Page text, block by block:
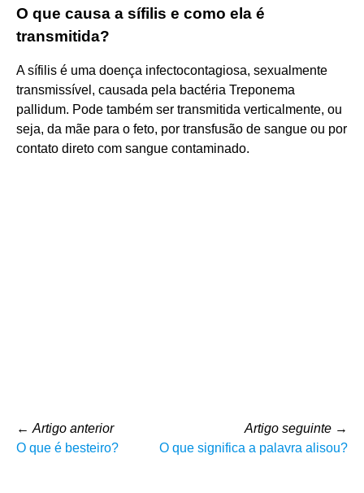
O que causa a sífilis e como ela é
transmitida?
A sífilis é uma doença infectocontagiosa, sexualmente
transmissível, causada pela bactéria Treponema
pallidum. Pode também ser transmitida verticalmente, ou
seja, da mãe para o feto, por transfusão de sangue ou por
contato direto com sangue contaminado.
← Artigo anterior
O que é besteiro?
Artigo seguinte →
O que significa a palavra alisou?